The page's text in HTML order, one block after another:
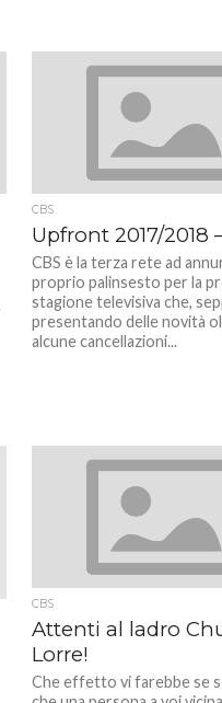
CBS
Upfront 2017/2018
CBS è la terza rete ad
proprio palinsesto per la
stagione televisiva che,
presentando delle novità
alcune cancellazioni...
CBS
Attenti al ladro
Lorre!
Che effetto vi farebbe se